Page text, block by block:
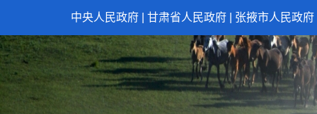
中央人民政府 甘肃省人民政府 张掖市人民政府